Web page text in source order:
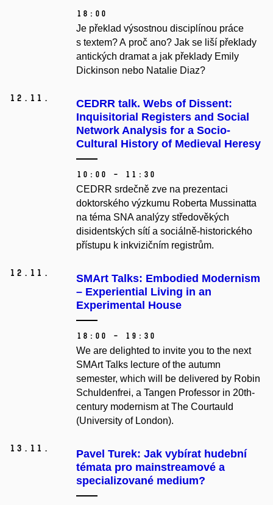
18:00
Je překlad výsostnou disciplínou práce
s textem? A proč ano? Jak se liší překlady
antických dramat a jak překlady Emily
Dickinson nebo Natalie Diaz?
12. 11.
CEDRR talk. Webs of Dissent:
Inquisitorial Registers and Social
Network Analysis for a Socio-
Cultural History of Medieval Heresy
10:00 – 11:30
CEDRR srdečně zve na prezentaci
doktorského výzkumu Roberta Mussinatta
na téma SNA analýzy středověkých
disidentských sítí a sociálně-historického
přístupu k inkvizičním registrům.
12. 11.
SMArt Talks: Embodied Modernism
– Experiential Living in an
Experimental House
18:00 – 19:30
We are delighted to invite you to the next
SMArt Talks lecture of the autumn
semester, which will be delivered by Robin
Schuldenfrei, a Tangen Professor in 20th-
century modernism at The Courtauld
(University of London).
13. 11.
Pavel Turek: Jak vybírat hudební
témata pro mainstreamové a
specializované medium?